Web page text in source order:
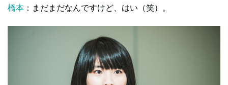
橋本 ：まだまだなんですけど、はい（笑）。